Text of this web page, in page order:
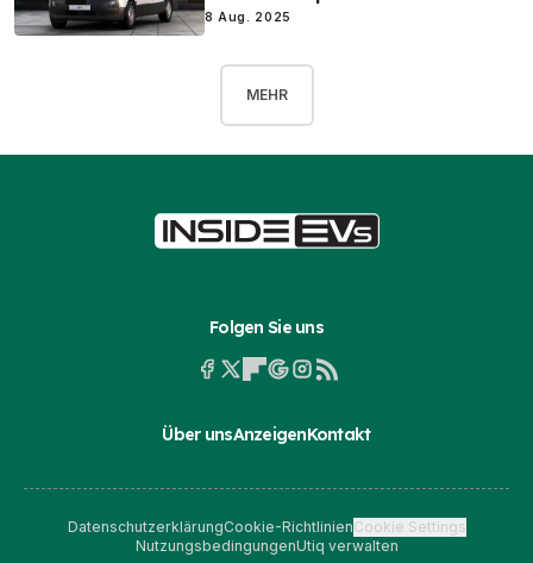
8 Aug. 2025
MEHR
Folgen Sie uns
Über unsAnzeigenKontakt
DatenschutzerklärungCookie-RichtlinienCookie Settings
NutzungsbedingungenUtiq verwalten